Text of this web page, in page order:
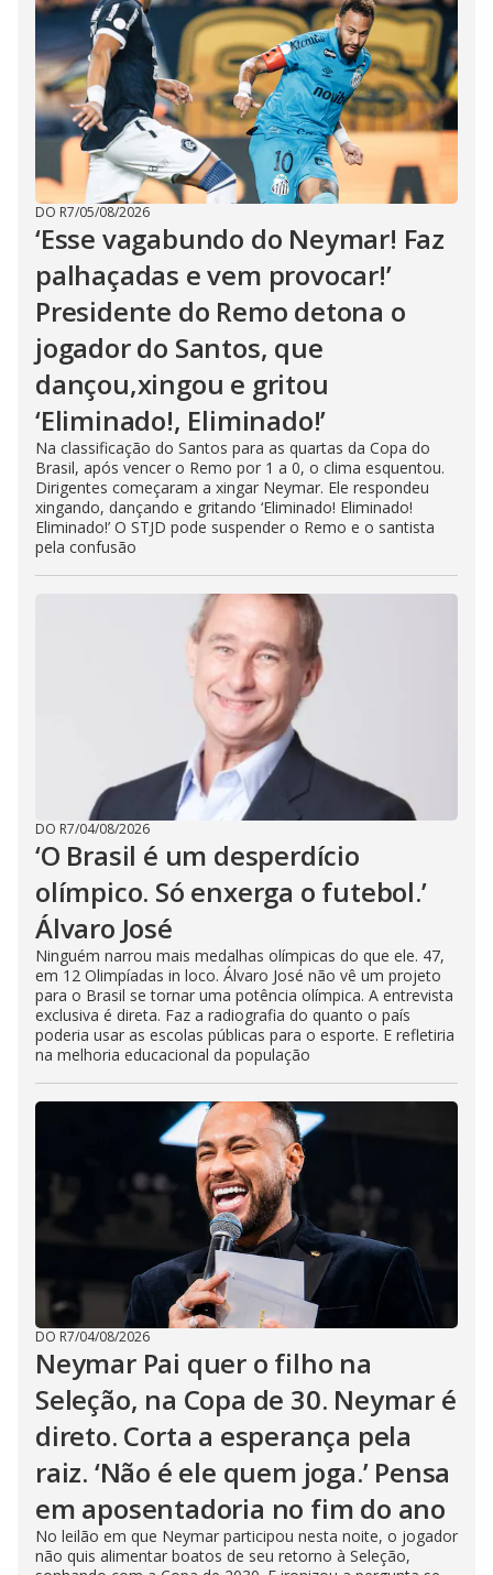
DO R7/05/08/2026
‘Esse vagabundo do Neymar! Faz
palhaçadas e vem provocar!’
Presidente do Remo detona o
jogador do Santos, que
dançou,xingou e gritou
‘Eliminado!, Eliminado!’
Na classificação do Santos para as quartas da Copa do
Brasil, após vencer o Remo por 1 a 0, o clima esquentou.
Dirigentes começaram a xingar Neymar. Ele respondeu
xingando, dançando e gritando ‘Eliminado! Eliminado!
Eliminado!’ O STJD pode suspender o Remo e o santista
pela confusão
DO R7/04/08/2026
‘O Brasil é um desperdício
olímpico. Só enxerga o futebol.’
Álvaro José
Ninguém narrou mais medalhas olímpicas do que ele. 47,
em 12 Olimpíadas in loco. Álvaro José não vê um projeto
para o Brasil se tornar uma potência olímpica. A entrevista
exclusiva é direta. Faz a radiografia do quanto o país
poderia usar as escolas públicas para o esporte. E refletiria
na melhoria educacional da população
DO R7/04/08/2026
Neymar Pai quer o filho na
Seleção, na Copa de 30. Neymar é
direto. Corta a esperança pela
raiz. ‘Não é ele quem joga.’ Pensa
em aposentadoria no fim do ano
No leilão em que Neymar participou nesta noite, o jogador
não quis alimentar boatos de seu retorno à Seleção,